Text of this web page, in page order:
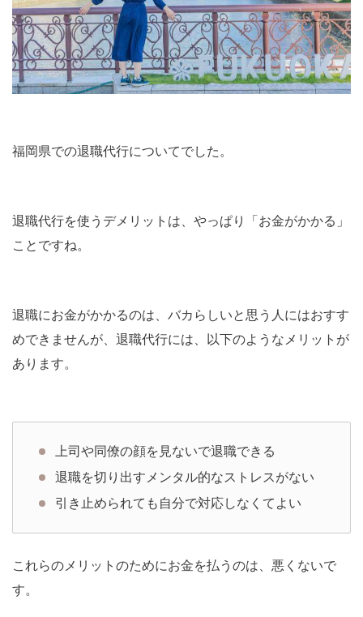
福岡県での退職代行についてでした。
退職代行を使うデメリットは、やっぱり「お金がかかる」
ことですね。
退職にお金がかかるのは、バカらしいと思う人にはおすす
めできませんが、退職代行には、以下のようなメリットが
あります。
上司や同僚の顔を見ないで退職できる
退職を切り出すメンタル的なストレスがない
引き止められても自分で対応しなくてよい
これらのメリットのためにお金を払うのは、悪くないで
す。